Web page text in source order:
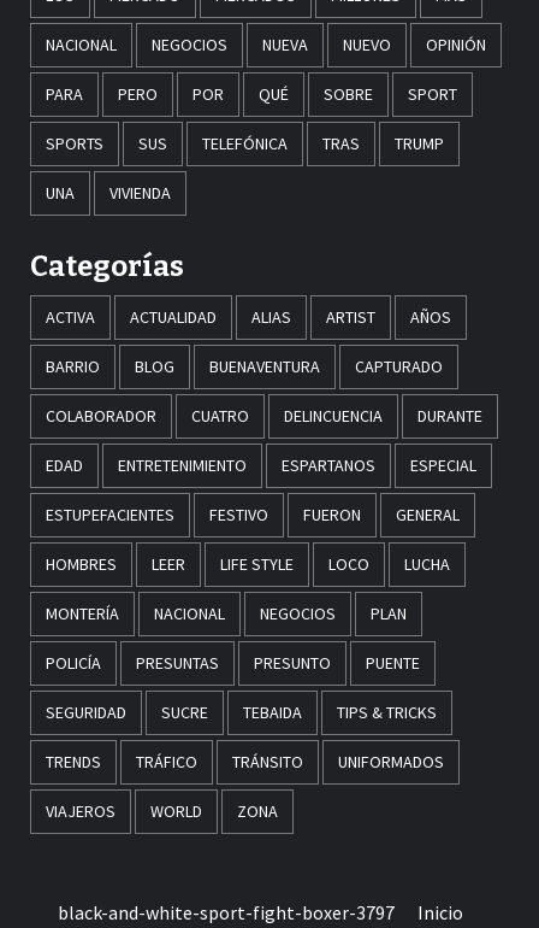
NACIONAL NEGOCIOS NUEVA NUEVO OPINIÓN
PARA PERO POR QUÉ SOBRE SPORT
SPORTS SUS TELEFÓNICA TRAS TRUMP
UNA VIVIENDA
Categorías
ACTIVA ACTUALIDAD ALIAS ARTIST AÑOS
BARRIO BLOG BUENAVENTURA CAPTURADO
COLABORADOR CUATRO DELINCUENCIA DURANTE
EDAD ENTRETENIMIENTO ESPARTANOS ESPECIAL
ESTUPEFACIENTES FESTIVO FUERON GENERAL
HOMBRES LEER LIFE STYLE LOCO LUCHA
MONTERÍA NACIONAL NEGOCIOS PLAN
POLICÍA PRESUNTAS PRESUNTO PUENTE
SEGURIDAD SUCRE TEBAIDA TIPS & TRICKS
TRENDS TRÁFICO TRÁNSITO UNIFORMADOS
VIAJEROS WORLD ZONA
black-and-white-sport-fight-boxer-3797 Inicio